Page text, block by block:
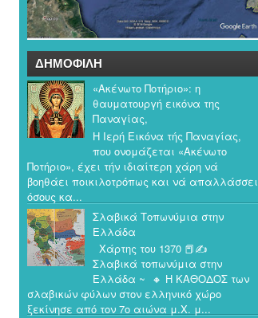
ΔΗΜΟΦΙΛΗ
«Ακένωτο Ποτήριο»: η
θαυματουργή εικόνα της
Παναγίας,
Η Ιερή Εικόνα τής Παναγίας,
που ονομάζεται «Ακένωτο
Ποτήριο», έχει τήν ιδιαίτερη χάρη νά
βοηθάει ποικιλοτρόπως και νά απαλλάσσει
όσους κα...
Σλαβικά Τοπωνύμια στην
Ελλάδα
Χάρτης του 1370 📕✍️
Σλαβικά τοπωνύμια στην
Ελλάδα ~ 🔸 Η ΚΑΘΟΔΟΣ των
σλαβικών φύλων στον ελληνικό χώρο
ξεκίνησε από τον 7ο αιώνα μ.Χ. μ...